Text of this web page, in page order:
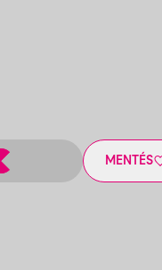
MENTÉS